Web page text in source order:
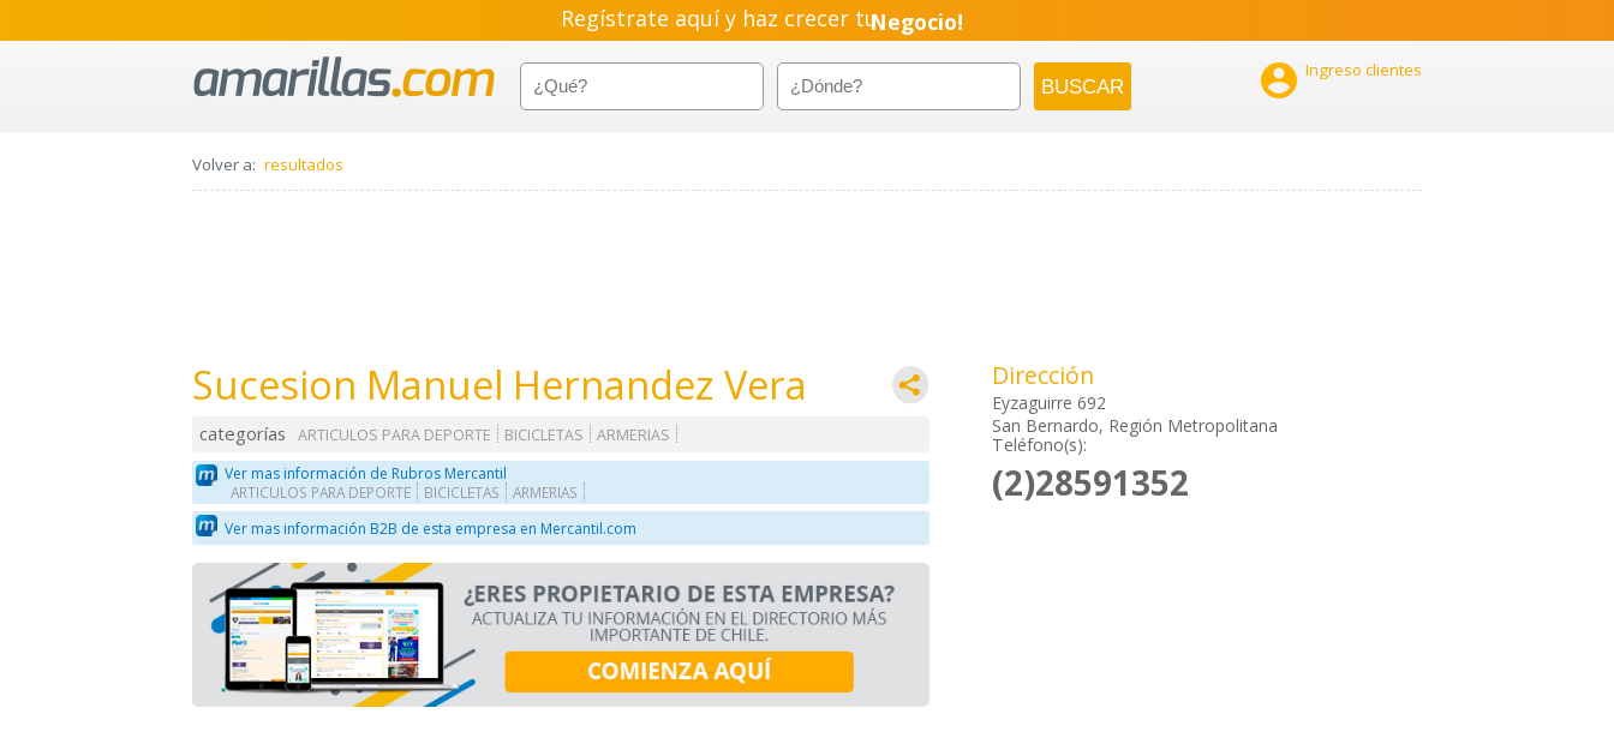
Regístrate aquí y haz crecer tuNegocio!
Pyme!
Emprendimiento!
 Ingreso clientes
Volver a: resultados
Sucesion Manuel Hernandez Vera
categorías ARTICULOS PARA DEPORTE BICICLETAS
ARMERIAS
Ver mas información de Rubros Mercantil
ARTICULOS PARA DEPORTE BICICLETAS ARMERIAS
Ver mas información B2B de esta empresa en Mercantil.com
Dirección
Eyzaguirre 692
San Bernardo, Región Metropolitana
Teléfono(s):
(2)28591352